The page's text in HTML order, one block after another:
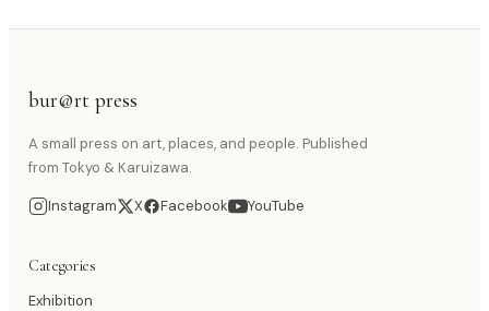
bur@rt press
A small press on art, places, and people. Published
from Tokyo & Karuizawa.
Instagram X Facebook YouTube
Categories
Exhibition